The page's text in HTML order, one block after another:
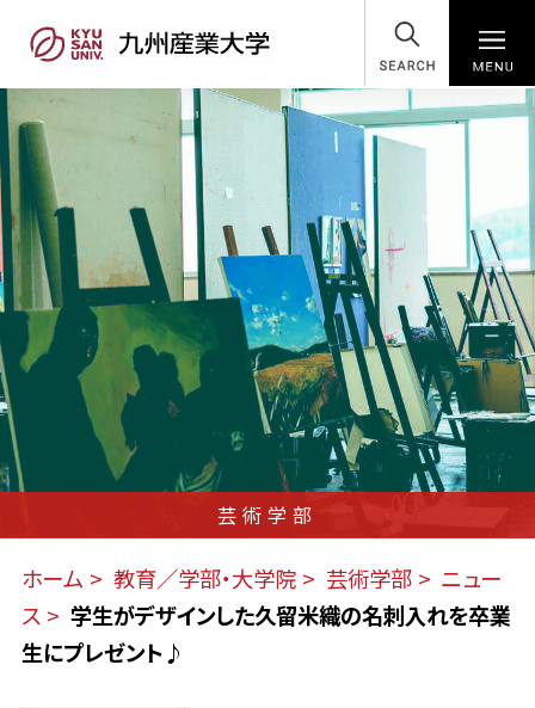
SEARCH
芸術学部
ホーム 教育／学部・大学院 芸術学部
ニュー
ス
学生がデザインした久留米織の名刺入れを卒業
生にプレゼント♪